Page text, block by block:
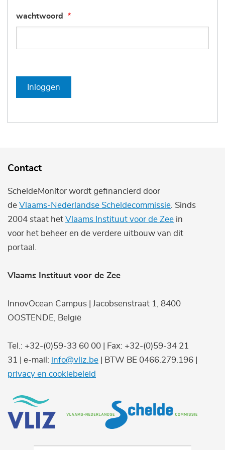
wachtwoord
Inloggen
Contact
ScheldeMonitor wordt gefinancierd door
de Vlaams-Nederlandse Scheldecommissie . Sinds
2004 staat het Vlaams Instituut voor de Zee in
voor het beheer en de verdere uitbouw van dit
portaal.
Vlaams Instituut voor de Zee
InnovOcean Campus | Jacobsenstraat 1, 8400
OOSTENDE, België
Tel.: +32-(0)59-33 60 00 | Fax: +32-(0)59-34 21
31 | e-mail: info@vliz.be | BTW BE 0466.279.196 |
privacy en cookiebeleid